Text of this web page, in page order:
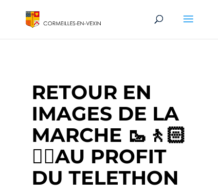
RETOUR EN
IMAGES DE LA
MARCHE 🥾🚶🏻
🚶‍♀️AU PROFIT
DU TELETHON